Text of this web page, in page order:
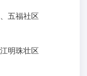
五福社区
明珠壮区